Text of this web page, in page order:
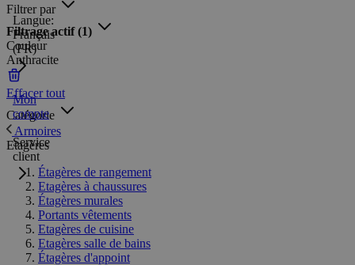
Langue:
Français
(FR)
Mon
compte
Service
client
Filtrer par
Filtrage actif(1)
Couleur
Anthracite
Effacer tout
Catégorie
Armoires
Etagères
Étagères de rangement
Etagères à chaussures
Étagères murales
Portants vêtements
Etagères de cuisine
Etagères salle de bains
Étagères d'appoint